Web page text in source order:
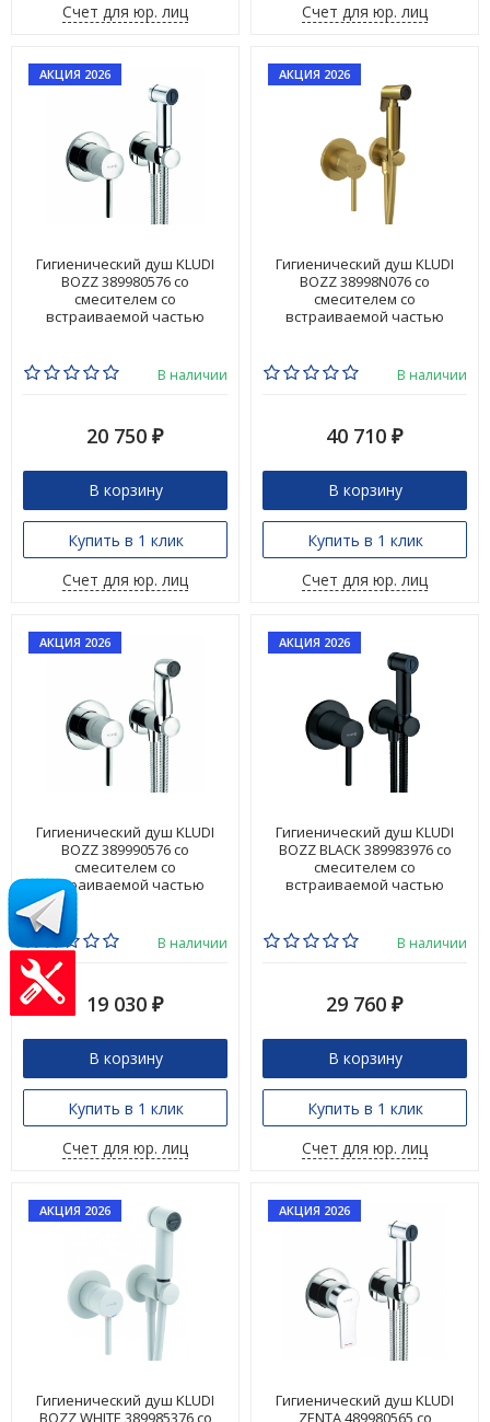
Счет для юр. лиц
Счет для юр. лиц
АКЦИЯ 2026
Гигиенический душ KLUDI
BOZZ 389980576 со
смесителем со
встраиваемой частью
В наличии
20 750 ₽
В корзину
Купить в 1 клик
Счет для юр. лиц
АКЦИЯ 2026
Гигиенический душ KLUDI
BOZZ 38998N076 со
смесителем со
встраиваемой частью
В наличии
40 710 ₽
В корзину
Купить в 1 клик
Счет для юр. лиц
АКЦИЯ 2026
Гигиенический душ KLUDI
BOZZ 389990576 со
смесителем со
встраиваемой частью
В наличии
19 030 ₽
В корзину
Купить в 1 клик
Счет для юр. лиц
АКЦИЯ 2026
Гигиенический душ KLUDI
BOZZ BLACK 389983976 со
смесителем со
встраиваемой частью
В наличии
29 760 ₽
В корзину
Купить в 1 клик
Счет для юр. лиц
АКЦИЯ 2026
Гигиенический душ KLUDI
BOZZ WHITE 389985376 со
АКЦИЯ 2026
Гигиенический душ KLUDI
ZENTA 489980565 со